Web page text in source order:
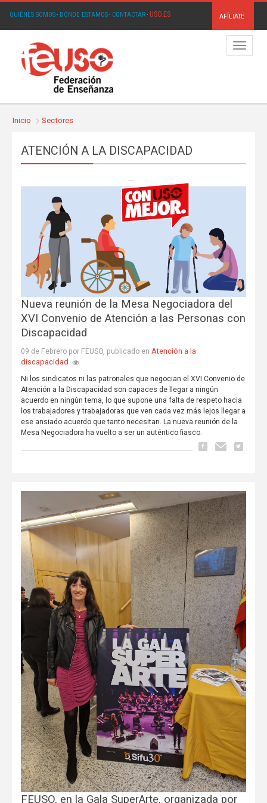
QUIÉNES SOMOS· DÓNDE ESTAMOS· CONTACTAR· USO.ES AFÍLIATE
Menú
Inicio Sectores
ATENCIÓN A LA DISCAPACIDAD
Nueva reunión de la Mesa Negociadora del
XVI Convenio de Atención a las Personas con
Discapacidad
09 de Febrero por FEUSO, publicado en Atención a la
discapacidad
Ni los sindicatos ni las patronales que negocian el XVI Convenio de
Atención a la Discapacidad son capaces de llegar a ningún
acuerdo en ningún tema, lo que supone una falta de respeto hacia
los trabajadores y trabajadoras que ven cada vez más lejos llegar a
ese ansiado acuerdo que tanto necesitan. La nueva reunión de la
Mesa Negociadora ha vuelto a ser un auténtico fiasco.
FEUSO, en la Gala SuperArte, organizada por